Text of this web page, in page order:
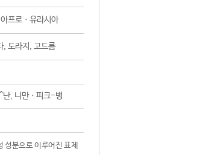
프로ㆍ유라시아
, 도라지, 고드름
난, 니만ㆍ피크-병
분으로 이루어진 표제